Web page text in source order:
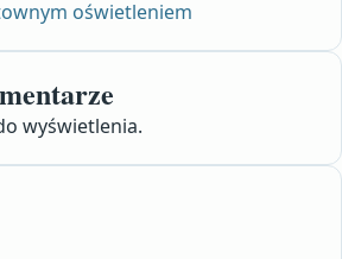
oświetleniem
wyświetlenia.